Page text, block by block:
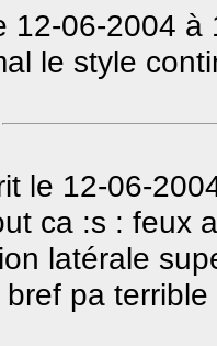
12-06-2004 à
le style
le 12-06-
ca :s : feux
latérale
pa